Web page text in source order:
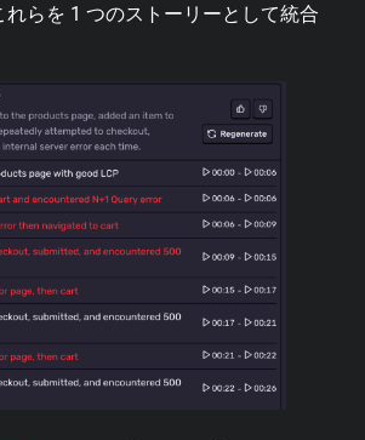
らを 1 つのストーリーとして統合